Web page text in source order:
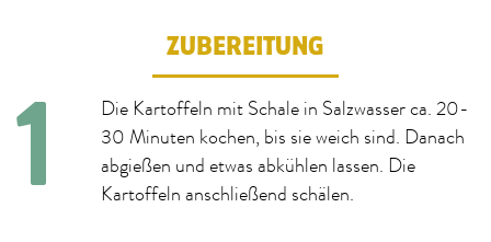
ZUBEREITUNG
Die Kartoffeln mit Schale in Salzwasser ca. 20-
30 Minuten kochen, bis sie weich sind. Danach
abgießen und etwas abkühlen lassen. Die
Kartoffeln anschließend schälen.